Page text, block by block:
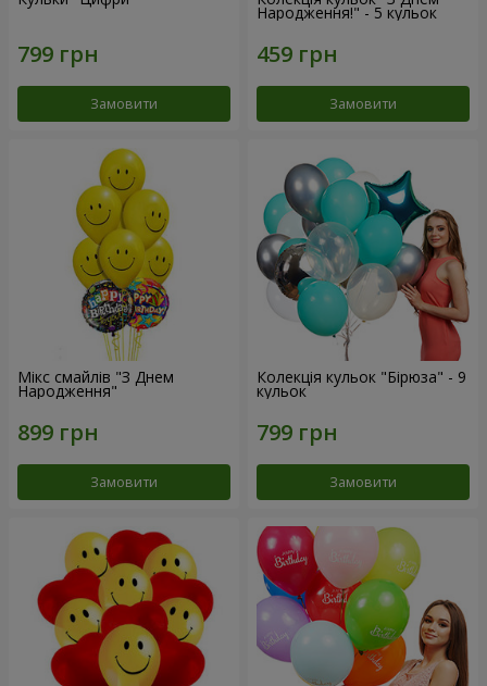
Замовити
Народження!" - 5 кульок
Замовити
Мікс смайлів "З Днем
Народження"
Замовити
Колекція кульок "Бірюза" - 9
кульок
Замовити